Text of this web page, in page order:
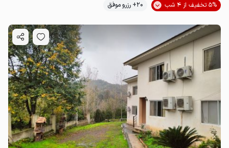
2.5میلیون ت 4.9
5% تخفیف از 4 شب
20+ رزرو موفق